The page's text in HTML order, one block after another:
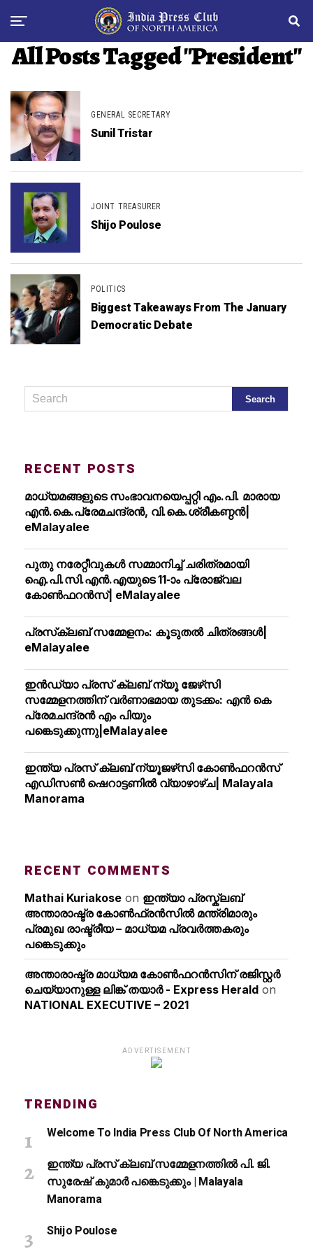
All Posts Tagged "President"
GENERAL SECRETARY
Sunil Tristar
JOINT TREASURER
Shijo Poulose
POLITICS
Biggest Takeaways From The January
Democratic Debate
RECENT POSTS
മാധ്യമങ്ങളുടെ സംഭാവനയെപ്പറ്റി എം.പി. മാരായ
എന്‍.കെ.പ്രേമചന്ദ്രന്‍, വി.കെ.ശ്രീകണ്ഠന്‍|
eMalayalee
പുതു നരേറ്റീവുകള്‍ സമ്മാനിച്ച് ചരിത്രമായി
ഐ.പി.സി.എന്‍.എയുടെ 11-ാം പ്രോജ്വല
കോണ്‍ഫറന്‍സ്| eMalayalee
പ്രസ്‌ക്ലബ് സമ്മേളനം: കൂടുതല്‍ ചിത്രങ്ങള്‍|
eMalayalee
ഇൻഡ്യാ പ്രസ് ക്ലബ് ന്യൂ ജേഴ്‌സി
സമ്മേളനത്തിന് വർണാഭമായ തുടക്കം: എൻ കെ
പ്രേമചന്ദ്രൻ എം പിയും
പങ്കെടുക്കുന്നു|eMalayalee
ഇന്ത്യ പ്രസ് ക്ലബ് ന്യൂജഴ്‌സി കോണ്‍ഫറന്‍സ്
എഡിസൺ ഷെറാട്ടണിൽ വ്യാഴാഴ്ച| Malayala
Manorama
RECENT COMMENTS
Mathai Kuriakose on ഇന്ത്യാ പ്രസ്ക്ലബ്
അന്താരാഷ്ട്ര കോൺഫ്രൻസിൽ മന്ത്രിമാരും
പ്രമുഖ രാഷ്ട്രീയ – മാധ്യമ പ്രവർത്തകരും
പങ്കെടുക്കും
അന്താരാഷ്ട്ര മാധ്യമ കോണ്‍ഫറന്‍സിന് രജിസ്റ്റര്‍
ചെയ്യാനുള്ള ലിങ്ക് തയാര്‍ - Express Herald on
NATIONAL EXECUTIVE – 2021
ADVERTISEMENT
TRENDING
Welcome To India Press Club Of North America
ഇന്ത്യ പ്രസ് ക്ലബ് സമ്മേളനത്തിൽ പി. ജി.
സുരേഷ് കുമാർ പങ്കെടുക്കും | Malayala
Manorama
Shijo Poulose